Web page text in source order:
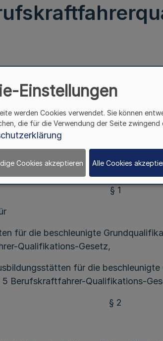
die Bestimmung der zuständigen
Berufskraftfahrer-
Vom 20. November
Qualifikations-Gesetzes
§ 1
für die beschleunigte
Qualifikations-Gesetz,
für die
5 Berufskraftfahrer-Qualifikations-
§ 2
Einstellungen
werden Cookies verwendet. Sie können
die für die Verwendung der Seite
Cookies akzeptieren Alle Cookies